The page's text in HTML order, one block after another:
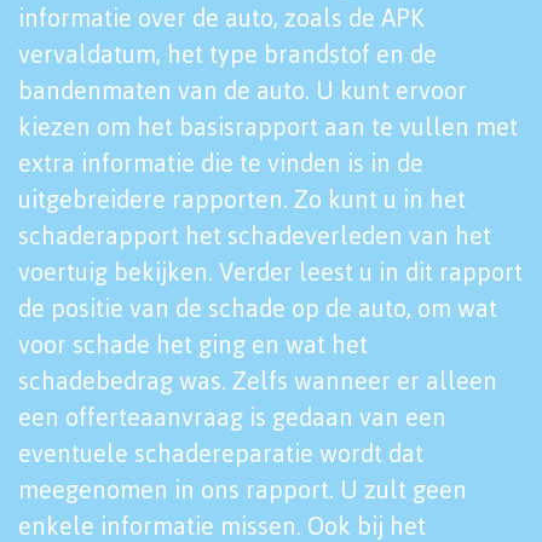
informatie over de auto, zoals de APK
vervaldatum, het type brandstof en de
bandenmaten van de auto. U kunt ervoor
kiezen om het basisrapport aan te vullen met
extra informatie die te vinden is in de
uitgebreidere rapporten. Zo kunt u in het
schaderapport het schadeverleden van het
voertuig bekijken. Verder leest u in dit rapport
de positie van de schade op de auto, om wat
voor schade het ging en wat het
schadebedrag was. Zelfs wanneer er alleen
een offerteaanvraag is gedaan van een
eventuele schadereparatie wordt dat
meegenomen in ons rapport. U zult geen
enkele informatie missen. Ook bij het